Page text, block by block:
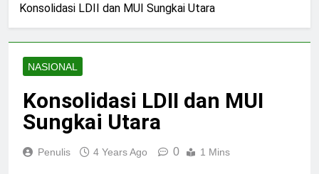
Konsolidasi LDII dan MUI Sungkai Utara
NASIONAL
Konsolidasi LDII dan MUI
Sungkai Utara
Penulis 4 Years Ago 0 1 Mins